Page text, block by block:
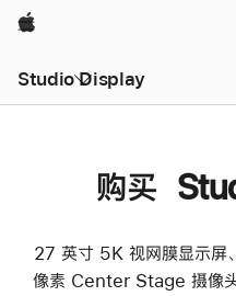
Apple
Studio Display
购买
27 英寸 5K 视网膜显示屏
像素 Center Stage 摄像头